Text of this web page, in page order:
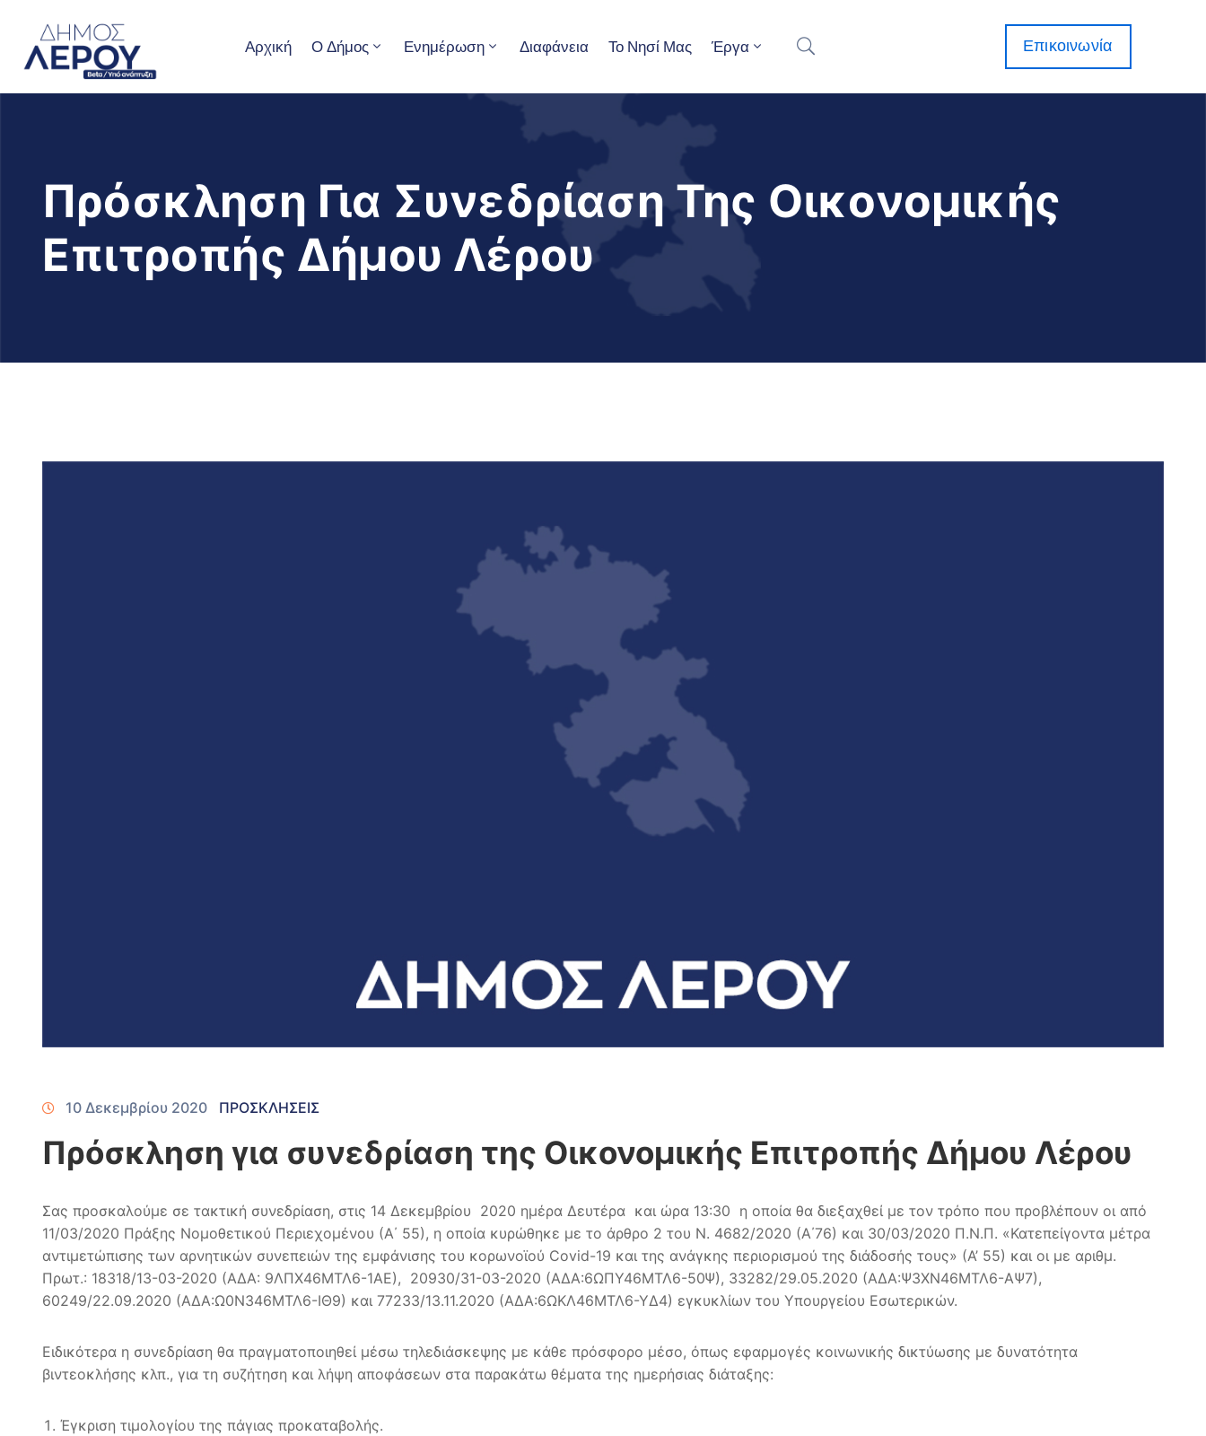
Αρχική Ο Δήμος Ενημέρωση Διαφάνεια Το Νησί Μας Έργα Επικοινωνία
Πρόσκληση Για Συνεδρίαση Της Οικονομικής
Επιτροπής Δήμου Λέρου
10 Δεκεμβρίου 2020 ΠΡΟΣΚΛΗΣΕΙΣ
Πρόσκληση για συνεδρίαση της Οικονομικής Επιτροπής Δήμου Λέρου
Σας προσκαλούμε σε τακτική συνεδρίαση, στις 14 Δεκεμβρίου 2020 ημέρα Δευτέρα και ώρα 13:30 η οποία θα διεξαχθεί με τον τρόπο που προβλέπουν οι από
11/03/2020 Πράξης Νομοθετικού Περιεχομένου (Α΄ 55), η οποία κυρώθηκε με το άρθρο 2 του Ν. 4682/2020 (Α΄76) και 30/03/2020 Π.Ν.Π. «Κατεπείγοντα μέτρα
αντιμετώπισης των αρνητικών συνεπειών της εμφάνισης του κορωνοϊού Covid-19 και της ανάγκης περιορισμού της διάδοσής τους» (Α’ 55) και οι με αριθμ.
Πρωτ.: 18318/13-03-2020 (ΑΔΑ: 9ΛΠΧ46ΜΤΛ6-1ΑΕ), 20930/31-03-2020 (ΑΔΑ:6ΩΠΥ46ΜΤΛ6-50Ψ), 33282/29.05.2020 (ΑΔΑ:Ψ3ΧΝ46ΜΤΛ6-ΑΨ7),
60249/22.09.2020 (ΑΔΑ:Ω0Ν346ΜΤΛ6-ΙΘ9) και 77233/13.11.2020 (ΑΔΑ:6ΩΚΛ46ΜΤΛ6-ΥΔ4) εγκυκλίων του Υπουργείου Εσωτερικών.
Ειδικότερα η συνεδρίαση θα πραγματοποιηθεί μέσω τηλεδιάσκεψης με κάθε πρόσφορο μέσο, όπως εφαρμογές κοινωνικής δικτύωσης με δυνατότητα
βιντεοκλήσης κλπ., για τη συζήτηση και λήψη αποφάσεων στα παρακάτω θέματα της ημερήσιας διάταξης:
Έγκριση τιμολογίου της πάγιας προκαταβολής.